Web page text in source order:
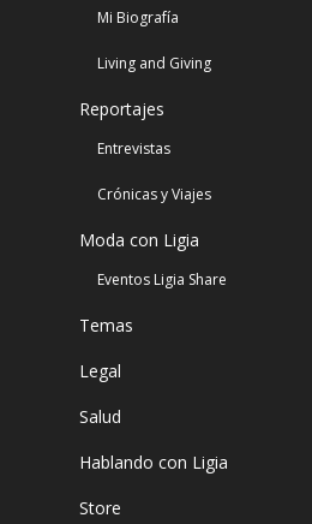
Mi Biografía
Living and Giving
Reportajes
Entrevistas
Crónicas y Viajes
Moda con Ligia
Eventos Ligia Share
Temas
Legal
Salud
Hablando con Ligia
Store